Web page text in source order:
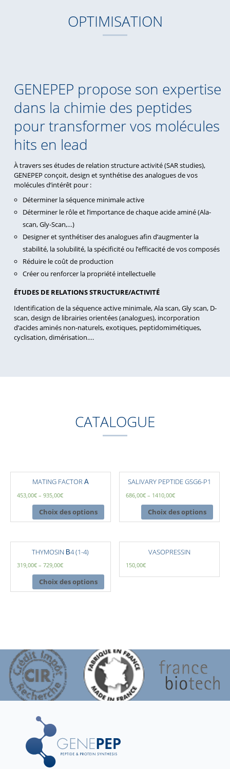
OPTIMISATION
GENEPEP propose son expertise
dans la chimie des peptides
pour transformer vos molécules
hits en lead
À travers ses études de relation structure activité (SAR studies),
GENEPEP conçoit, design et synthétise des analogues de vos
molécules d’intérêt pour :
Déterminer la séquence minimale active
Déterminer le rôle et l’importance de chaque acide aminé (Ala-
scan, Gly-Scan,…)
Designer et synthétiser des analogues afin d’augmenter la
stabilité, la solubilité, la spécificité ou l’efficacité de vos composés
Réduire le coût de production
Créer ou renforcer la propriété intellectuelle
ÉTUDES DE RELATIONS STRUCTURE/ACTIVITÉ
Identification de la séquence active minimale, Ala scan, Gly scan, D-
scan, design de librairies orientées (analogues), incorporation
d’acides aminés non-naturels, exotiques, peptidomimétiques,
cyclisation, dimérisation….
CATALOGUE
MATING FACTOR Α
453,00€ – 935,00€
Choix des options
SALIVARY PEPTIDE GSG6-P1
686,00€ – 1410,00€
Choix des options
THYMOSIN Β4 (1-4)
319,00€ – 729,00€
Choix des options
VASOPRESSIN
150,00€